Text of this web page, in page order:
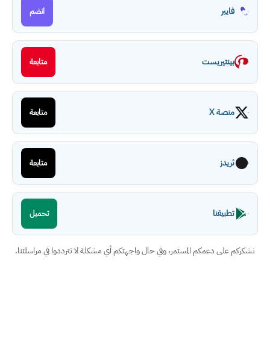
فايبر انضم
بينتيريست متابعة
منصة X متابعة
ثريدز متابعة
تطبيقنا تحميل
نشكركم على دعمكم المستمر، وفي حال واجهتكم أي مشكلة لا تترددوا في مراسلتنا.